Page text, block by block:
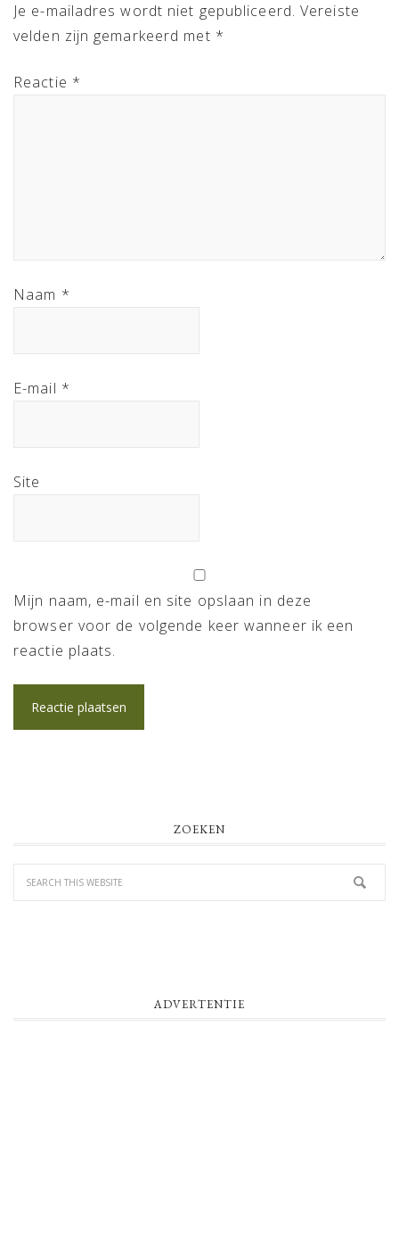
Je e-mailadres wordt niet gepubliceerd. Vereiste
velden zijn gemarkeerd met *
Reactie *
Naam *
E-mail *
Site
Mijn naam, e-mail en site opslaan in deze
browser voor de volgende keer wanneer ik een
reactie plaats.
ZOEKEN
ADVERTENTIE